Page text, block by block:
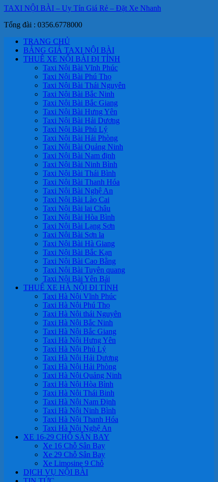
TAXI NỘI BÀI – Uy Tín Giá Rẻ – Đặt Xe Nhanh
Tổng đài : 0356.6778000
TRANG CHỦ
BẢNG GIÁ TAXI NỘI BÀI
THUÊ XE NỘI BÀI ĐI TỈNH
Taxi Nội Bài Vĩnh Phúc
Taxi Nội Bài Phú Thọ
Taxi Nội Bài Thái Nguyên
Taxi Nội Bài Bắc Ninh
Taxi Nội Bài Bắc Giang
Taxi Nội Bài Hưng Yên
Taxi Nội Bài Hải Dương
Taxi Nội Bài Phủ Lý
Taxi Nội Bài Hải Phòng
Taxi Nội Bài Quảng Ninh
Taxi Nội Bài Nam định
Taxi Nội Bài Ninh Bình
Taxi Nội Bài Thái Bình
Taxi Nội Bài Thanh Hóa
Taxi Nội Bài Nghệ An
Taxi Nội Bài Lào Cai
Taxi Nội Bài lai Châu
Taxi Nội Bài Hòa Bình
Taxi Nội Bài Lạng Sơn
Taxi Nội Bài Sơn la
Taxi Nội Bài Hà Giang
Taxi Nội Bài Bắc Kạn
Taxi Nội Bài Cao Bằng
Taxi Nội Bài Tuyên quang
Taxi Nội Bài Yên Bái
THUÊ XE HÀ NỘI ĐI TỈNH
Taxi Hà Nội Vĩnh Phúc
Taxi Hà Nội Phú Thọ
Taxi Hà Nội thái Nguyên
Taxi Hà Nội Bắc Ninh
Taxi Hà Nội Bắc Giang
Taxi Hà Nội Hưng Yên
Taxi Hà Nội Phủ Lý
Taxi Hà Nội Hải Dương
Taxi Hà Nội Hải Phòng
Taxi Hà Nội Quảng Ninh
Taxi Hà Nội Hòa Bình
Taxi Hà Nội Thái Binh
Taxi Hà Nội Nam Định
Taxi Hà Nội Ninh Bình
Taxi Hà Nội Thanh Hóa
Taxi Hà Nội Nghệ An
XE 16-29 CHỖ SÂN BAY
Xe 16 Chỗ Sân Bay
Xe 29 Chỗ Sân Bay
Xe Limosine 9 Chỗ
DỊCH VỤ NỘI BÀI